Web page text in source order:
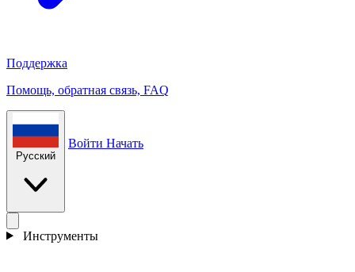
Поддержка
Помощь, обратная связь, FAQ
Русский
Войти Начать
Инструменты